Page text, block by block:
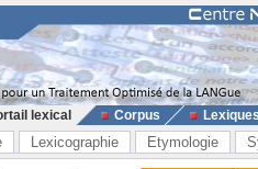
lexical Corpus
Lexicographie Etymologie